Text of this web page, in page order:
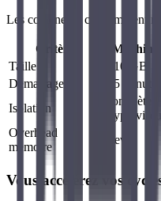
Les conteneurs consomment
Critère
Taille
1-10 GB
Démarrage
1-5 minutes
Isolation
Complète
Overhead
mémoire
Élevé
Vous accélérez vos